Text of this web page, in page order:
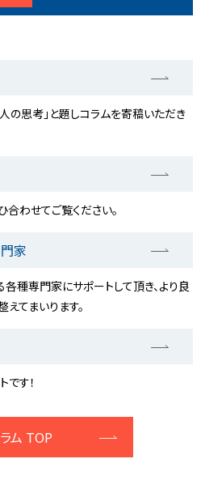
の思考」と題しコラムを寄稿いただき
合わせてご覧ください。
家
種専門家にサポートして頂き、より良
てまいります。
す！
ム TOP